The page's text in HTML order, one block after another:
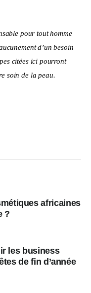
pour tout homme
d’un besoin
citées ici pourront
soin de la peau.
africaines
?
les business
de fin d’année